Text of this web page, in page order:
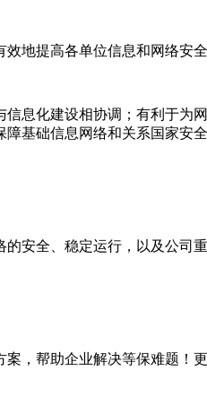
地提高各单位信息和网络安
息化建设相协调；有利于为
基础信息网络和关系国家
安全、稳定运行，以及公
，帮助企业解决等保难题！